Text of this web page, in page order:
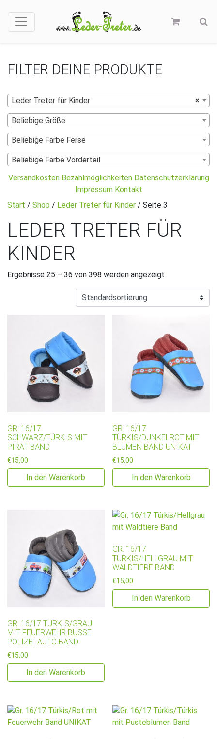
FILTER DEINE PRODUKTE
×
Leder Treter für Kinder
Beliebige Größe
Beliebige Farbe Ferse
Beliebige Farbe Vorderteil
Versandkosten Bezahlmöglichkeiten Datenschutzerklärung
Impressum Kontakt
Start / Shop / Leder Treter für Kinder / Seite 3
LEDER TRETER FÜR
KINDER
Ergebnisse 25 – 36 von 398 werden angezeigt
GR. 16/17
SCHWARZ/TÜRKIS MIT
PIRAT BAND
€15,00
In den Warenkorb
GR. 16/17
TÜRKIS/DUNKELROT MIT
BLUMEN BAND UNIKAT
€15,00
In den Warenkorb
GR. 16/17 TÜRKIS/GRAU
MIT FEUERWEHR BUSSE
POLIZEI AUTO BAND
€15,00
In den Warenkorb
GR. 16/17
TÜRKIS/HELLGRAU MIT
WALDTIERE BAND
€15,00
In den Warenkorb